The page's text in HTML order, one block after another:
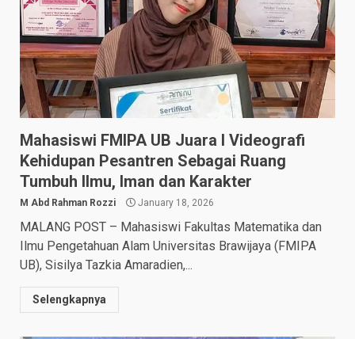
Mahasiswi FMIPA UB Juara I Videografi
Kehidupan Pesantren Sebagai Ruang
Tumbuh Ilmu, Iman dan Karakter
M Abd Rahman Rozzi January 18, 2026
MALANG POST – Mahasiswi Fakultas Matematika dan
Ilmu Pengetahuan Alam Universitas Brawijaya (FMIPA
UB), Sisilya Tazkia Amaradien,...
Selengkapnya